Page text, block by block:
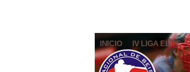
INICIO IV LIGA ELITE